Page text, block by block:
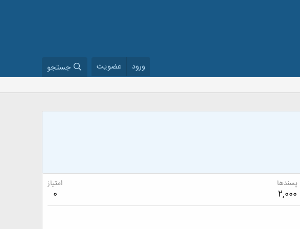
ورود عضویت جستجو
پسندها
2,000
امتیاز
0